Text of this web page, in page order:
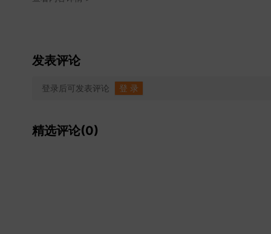
发表评论
登录后可发表评论 登 录
精选评论(0)